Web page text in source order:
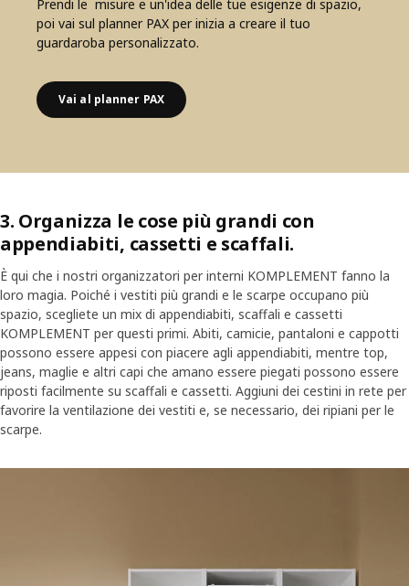
Prendi le misure e un'idea delle tue esigenze di spazio,
poi vai sul planner PAX per inizia a creare il tuo
guardaroba personalizzato.
Vai al planner PAX
3. Organizza le cose più grandi con
appendiabiti, cassetti e scaffali.
È qui che i nostri organizzatori per interni KOMPLEMENT fanno la
loro magia. Poiché i vestiti più grandi e le scarpe occupano più
spazio, scegliete un mix di appendiabiti, scaffali e cassetti
KOMPLEMENT per questi primi. Abiti, camicie, pantaloni e cappotti
possono essere appesi con piacere agli appendiabiti, mentre top,
jeans, maglie e altri capi che amano essere piegati possono essere
riposti facilmente su scaffali e cassetti. Aggiuni dei cestini in rete per
favorire la ventilazione dei vestiti e, se necessario, dei ripiani per le
scarpe.